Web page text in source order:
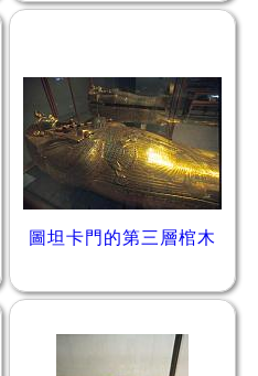
圖坦卡門的第三層棺木